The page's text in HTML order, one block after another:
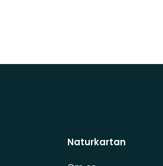
Naturkartan